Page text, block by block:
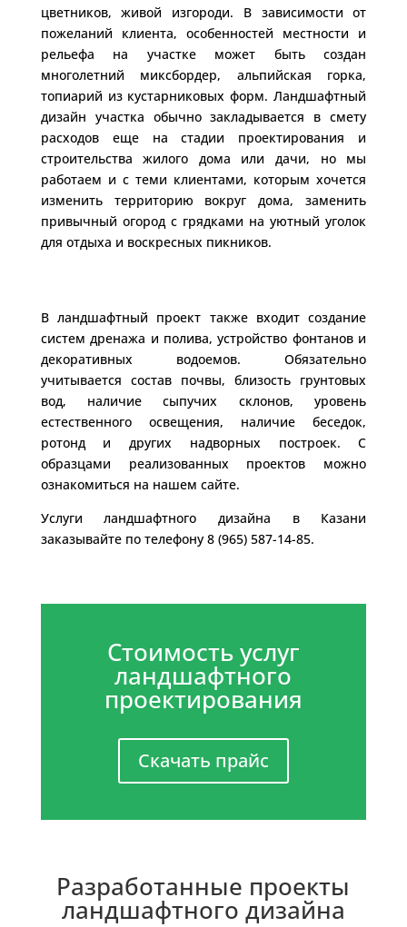
цветников, живой изгороди. В зависимости от
пожеланий клиента, особенностей местности и
рельефа на участке может быть создан
многолетний миксбордер, альпийская горка,
топиарий из кустарниковых форм. Ландшафтный
дизайн участка обычно закладывается в смету
расходов еще на стадии проектирования и
строительства жилого дома или дачи, но мы
работаем и с теми клиентами, которым хочется
изменить территорию вокруг дома, заменить
привычный огород с грядками на уютный уголок
для отдыха и воскресных пикников.
В ландшафтный проект также входит создание
систем дренажа и полива, устройство фонтанов и
декоративных водоемов. Обязательно
учитывается состав почвы, близость грунтовых
вод, наличие сыпучих склонов, уровень
естественного освещения, наличие беседок,
ротонд и других надворных построек. С
образцами реализованных проектов можно
ознакомиться на нашем сайте.
Услуги ландшафтного дизайна в Казани
заказывайте по телефону 8 (965) 587-14-85.
Стоимость услуг
ландшафтного
проектирования
Скачать прайс
Разработанные проекты
ландшафтного дизайна